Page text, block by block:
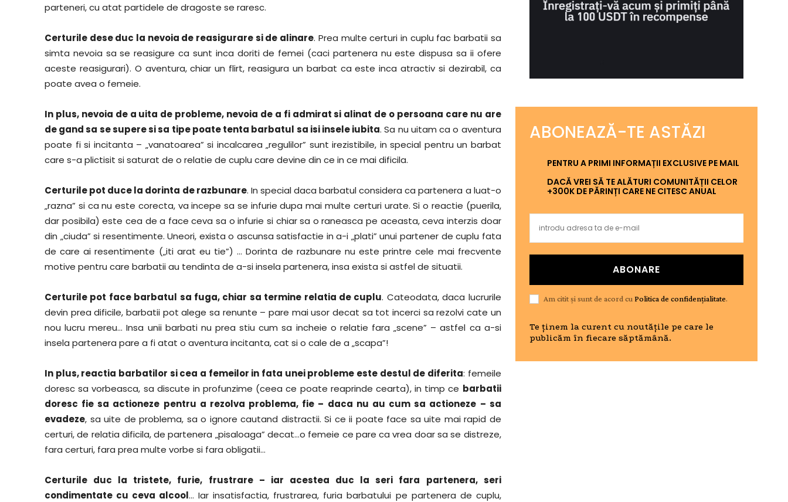
parteneri, cu atat partidele de dragoste se raresc.
Certurile dese duc la nevoia de reasigurare si de alinare. Prea multe certuri in cuplu fac barbatii sa
simta nevoia sa se reasigure ca sunt inca doriti de femei (caci partenera nu este dispusa sa ii ofere
aceste reasigurari). O aventura, chiar un flirt, reasigura un barbat ca este inca atractiv si dezirabil, ca
poate avea o femeie.
In plus, nevoia de a uita de probleme, nevoia de a fi admirat si alinat de o persoana care nu are
de gand sa se supere si sa tipe poate tenta barbatul sa isi insele iubita. Sa nu uitam ca o aventura
poate fi si incitanta – „vanatoarea” si incalcarea „regulilor” sunt irezistibile, in special pentru un barbat
care s-a plictisit si saturat de o relatie de cuplu care devine din ce in ce mai dificila.
Certurile pot duce la dorinta de razbunare. In special daca barbatul considera ca partenera a luat-o
„razna” si ca nu este corecta, va incepe sa se infurie dupa mai multe certuri urate. Si o reactie (puerila,
dar posibila) este cea de a face ceva sa o infurie si chiar sa o raneasca pe aceasta, ceva interzis doar
din „ciuda” si resentimente. Uneori, exista o ascunsa satisfactie in a-i „plati” unui partener de cuplu fata
de care ai resentimente („iti arat eu tie”) … Dorinta de razbunare nu este printre cele mai frecvente
motive pentru care barbatii au tendinta de a-si insela partenera, insa exista si astfel de situatii.
Certurile pot face barbatul sa fuga, chiar sa termine relatia de cuplu. Cateodata, daca lucrurile
devin prea dificile, barbatii pot alege sa renunte – pare mai usor decat sa tot incerci sa rezolvi cate un
nou lucru mereu… Insa unii barbati nu prea stiu cum sa incheie o relatie fara „scene” – astfel ca a-si
insela partenera pare a fi atat o aventura incitanta, cat si o cale de a „scapa”!
In plus, reactia barbatilor si cea a femeilor in fata unei probleme este destul de diferita: femeile
doresc sa vorbeasca, sa discute in profunzime (ceea ce poate reaprinde cearta), in timp ce barbatii
doresc fie sa actioneze pentru a rezolva problema, fie – daca nu au cum sa actioneze – sa
evadeze, sa uite de problema, sa o ignore cautand distractii. Si ce ii poate face sa uite mai rapid de
certuri, de relatia dificila, de partenera „pisaloaga” decat…o femeie ce pare ca vrea doar sa se distreze,
fara certuri, fara prea multe vorbe si fara obligatii…
Certurile duc la tristete, furie, frustrare – iar acestea duc la seri fara partenera, seri
condimentate cu ceva alcool… Iar insatisfactia, frustrarea, furia barbatului pe partenera de cuplu,
ABONEAZĂ-TE ASTĂZI
PENTRU A PRIMI INFORMAȚII EXCLUSIVE PE MAIL
DACĂ VREI SĂ TE ALĂTURI COMUNITĂȚII CELOR
+300K DE PĂRINȚI CARE NE CITESC ANUAL
ABONARE
Am citit și sunt de acord cuPolitica de confidențialitate.
Te ținem la curent cu noutățile pe care le
publicăm în fiecare săptămână.